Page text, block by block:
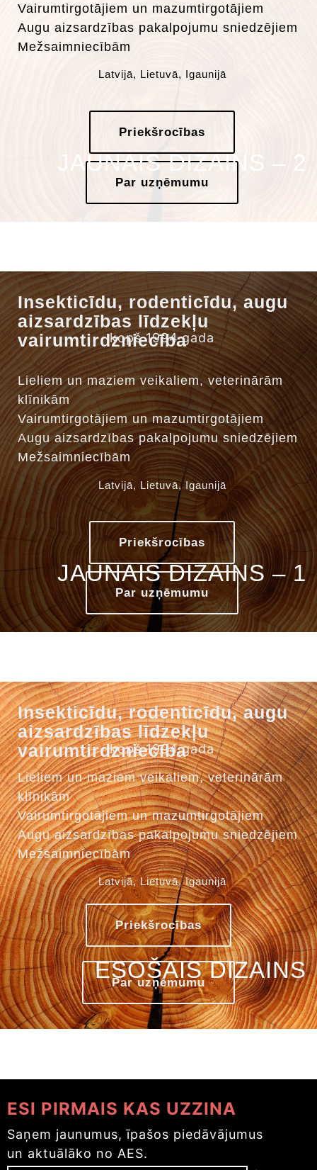
Vairumtirgotājiem un mazumtirgotājiem
Augu aizsardzības pakalpojumu sniedzējiem
Mežsaimniecībām
Latvijā, Lietuvā, Igaunijā
Priekšrocības
Par uzņēmumu
JAUNAIS DIZAINS – 2
Insekticīdu, rodenticīdu, augu
aizsardzības līdzekļu
vairumtirdzniecība
kopš 1994.gada
Lieliem un maziem veikaliem, veterinārām
klīnikām
Vairumtirgotājiem un mazumtirgotājiem
Augu aizsardzības pakalpojumu sniedzējiem
Mežsaimniecībām
Latvijā, Lietuvā, Igaunijā
Priekšrocības
Par uzņēmumu
JAUNAIS DIZAINS – 1
Insekticīdu, rodenticīdu, augu
aizsardzības līdzekļu
vairumtirdzniecība
kopš 1994.gada
Lieliem un maziem veikaliem, veterinārām
klīnikām
Vairumtirgotājiem un mazumtirgotājiem
Augu aizsardzības pakalpojumu sniedzējiem
Mežsaimniecībām
Latvijā, Lietuvā, Igaunijā
Priekšrocības
Par uzņēmumu
ESOŠAIS DIZAINS
ESI PIRMAIS KAS UZZINA
Saņem jaunumus, īpašos piedāvājumus
un aktuālāko no AES.